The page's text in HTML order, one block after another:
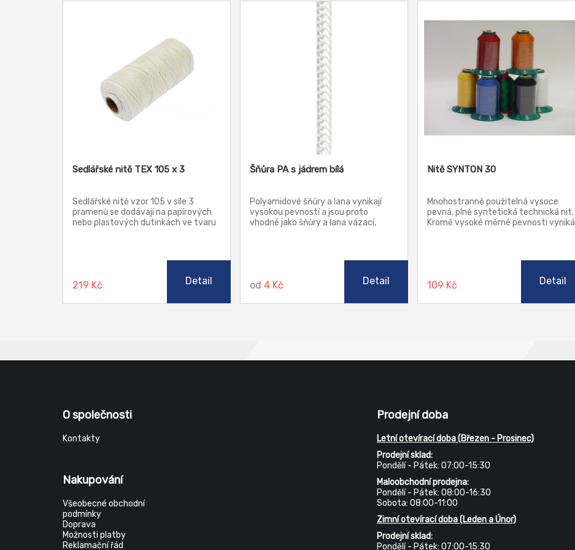
Sedlářské nitě TEX 105 x 3
Sedlářské nitě vzor 105 v síle 3
pramenů se dodávají na papírových
nebo plastových dutinkách ve tvaru
219 Kč Detail
Šňůra PA s jádrem bílá
Polyamidové šňůry a lana vynikají
vysokou pevností a jsou proto
vhodné jako šňůry a lana vázací,
polyamidy jsou tím pravým řešením.
Šňůry a lana nejsou vhodné tam, kde
od 4 Kč Detail
Nitě SYNTON 30
Mnohostranně použitelná vysoce
pevná, plně syntetická technická nit.
Kromě vysoké měrné pevnosti vyniká
vlhkosti a ostatním povětrnostním
vlivům, odolávají plísním, bakteriím a
chemikálií a rozpouštědel. Dokonalá
přestřihu se nerozkrucuje.
109 Kč Detail
O společnosti
Kontakty
Nakupování
Všeobecné obchodní
podmínky
Doprava
Možnosti platby
Reklamační řád
Prodejní doba
Letní otevírací doba (Březen - Prosinec)
Prodejní sklad:
Pondělí - Pátek: 07:00-15:30
Maloobchodní prodejna:
Pondělí - Pátek: 08:00-16:30
Sobota: 08:00-11:00
Zimní otevírací doba (Leden a Únor)
Prodejní sklad:
Pondělí - Pátek: 07:00-15:30